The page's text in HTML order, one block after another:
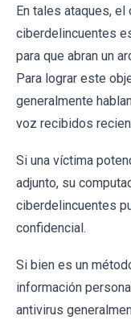
En tales ataques,
ciberdelincuentes
para que abran un
Para lograr este
generalmente
voz recibidos
Si una víctima
adjunto, su
ciberdelincuentes
confidencial.
Si bien es un
información
antivirus